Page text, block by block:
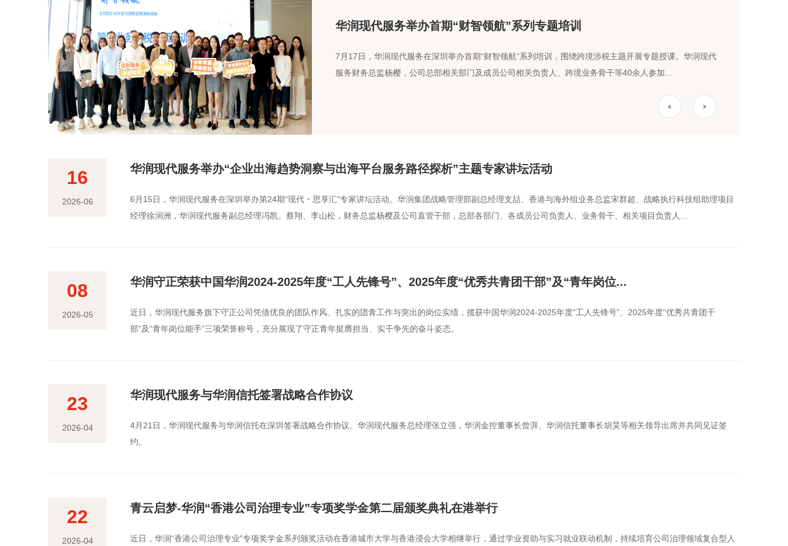
华润现代服务举办首期“财智领航”系列专题培训
7月17日，华润现代服务在深圳举办首期“财智领航”系列培训，围绕跨境涉税主题开展专题授课。华润现代
服务财务总监杨樱，公司总部相关部门及成员公司相关负责人、跨境业务骨干等40余人参加...
16
2026-06
华润现代服务举办“企业出海趋势洞察与出海平台服务路径探析”主题专家讲坛活动
​6月15日，华润现代服务在深圳举办第24期“现代・思享汇”专家讲坛活动。华润集团战略管理部副总经理支喆、香港与海外组业务总监宋群超、战略执行科技组助理项目
经理徐润洲，华润现代服务副总经理冯凯、蔡翔、李山松，财务总监杨樱及公司直管干部，总部各部门、各成员公司负责人、业务骨干、相关项目负责人...
08
2026-05
华润守正荣获中国华润2024-2025年度“工人先锋号”、2025年度“优秀共青团干部”及“青年岗位...
近日，华润现代服务旗下守正公司凭借优良的团队作风、扎实的团青工作与突出的岗位实绩，揽获中国华润2024-2025年度“工人先锋号”、2025年度“优秀共青团干
部”及“青年岗位能手”三项荣誉称号，充分展现了守正青年挺膺担当、实干争先的奋斗姿态。
23
2026-04
华润现代服务与华润信托签署战略合作协议
4月21日，华润现代服务与华润信托在深圳签署战略合作协议。华润现代服务总经理张立强，华润金控董事长曾湃、华润信托董事长胡昊等相关领导出席并共同见证签
约。
22
2026-04
青云启梦-华润“香港公司治理专业”专项奖学金第二届颁奖典礼在港举行
近日，华润“香港公司治理专业”专项奖学金系列颁奖活动在香港城市大学与香港浸会大学相继举行，通过学业资助与实习就业联动机制，持续培育公司治理领域复合型人